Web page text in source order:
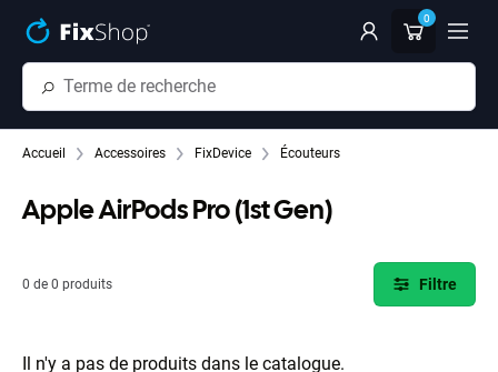
0
Accueil Accessoires FixDevice Écouteurs
Apple AirPods Pro (1st Gen)
0 de 0 produits Filtre
Il n'y a pas de produits dans le catalogue.